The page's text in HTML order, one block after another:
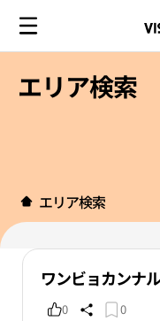
エリア検索
エリア検索
ワンビョカンナ
0 0